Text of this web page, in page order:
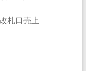
札口売上